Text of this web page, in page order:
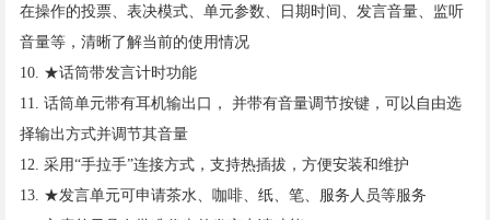
在操作的投票、表决模式、单元参数、日期时间、发言音量、监听
音量等，清晰了解当前的使用情况
10. ★话筒带发言计时功能
11. 话筒单元带有耳机输出口， 并带有音量调节按键，可以自由选
择输出方式并调节其音量
12. 采用“手拉手”连接方式，支持热插拔，方便安装和维护
13. ★发言单元可申请茶水、咖啡、纸、笔、服务人员等服务